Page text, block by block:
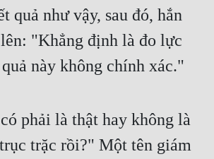
quả như vậy, sau đó, hắn
"Khẳng định là đo lực
này không chính xác."
phải là thật hay không là
trặc rồi?" Một tên giám